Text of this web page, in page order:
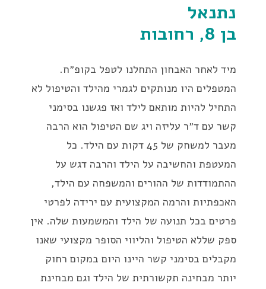
נתנאל
בן 8, רחובות
מיד לאחר האבחון התחלנו לטפל בקופ״ח.
המטפלים היו מנותקים לגמרי מהילד והטיפול לא
התחיל להיות מותאם לילד ואז פגשנו בסימני
קשר עם ד״ר עליזה ויג שם הטיפול הוא הרבה
מעבר למשחק של 45 דקות עם הילד. כל
המעטפת והחשיבה על הילד והרבה דגש על
ההתמודדות של ההורים והמשפחה עם הילד,
האכפתיות והרמה המקצועית עם ירידה לפרטי
פרטים בכל תנועה של הילד והמשמעות שלה. אין
ספק שללא הטיפול והליווי הסופר מקצועי שאנו
מקבלים בסימני קשר היינו היום במקום רחוק
יותר מבחינה תקשורתית של הילד וגם מבחינת